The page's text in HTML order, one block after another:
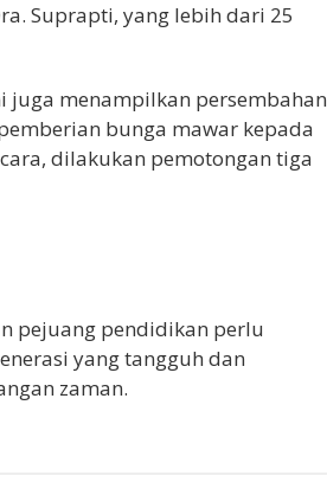
Suprapti, yang lebih dari 25
juga menampilkan persembahan
bunga mawar kepada
dilakukan pemotongan tiga
pejuang pendidikan perlu
yang tangguh dan
zaman.